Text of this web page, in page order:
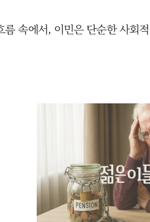
속에서, 이민은 단순한 사회